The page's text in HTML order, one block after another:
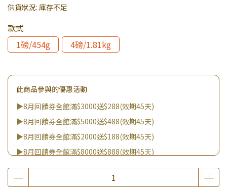
供貨狀況: 庫存不足
款式
1磅/454g
4磅/1.81kg
此商品參與的優惠活動
▶8月回饋券全館滿$3000送$288(效期45天)
▶8月回饋券全館滿$5000送$488(效期45天)
▶8月回饋券全館滿$2000送$188(效期45天)
▶8月回饋券全館滿$8000送$888(效期45天)
▶消費滿999｜享超值價$299加購BIO UP面膜
▶全館不限消費金額｜享超值價$19起 加購自然主義嚐鮮試吃